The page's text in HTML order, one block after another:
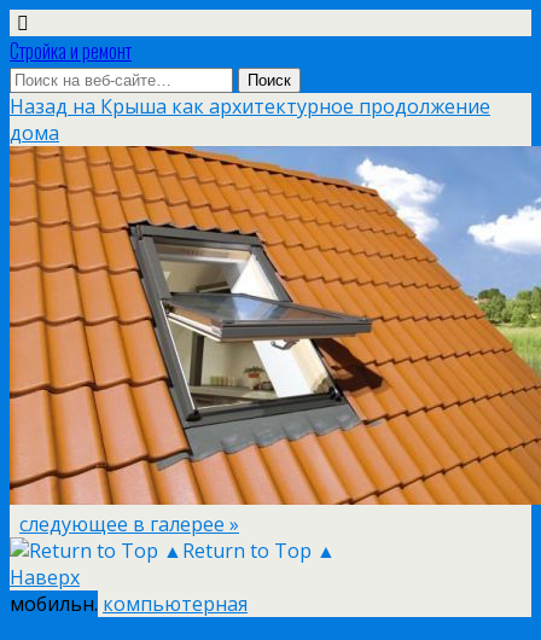
Стройка и ремонт
Назад на Крыша как архитектурное продолжение
дома
следующее в галерее »
Return to Top ▲
Наверх
мобильн. компьютерная